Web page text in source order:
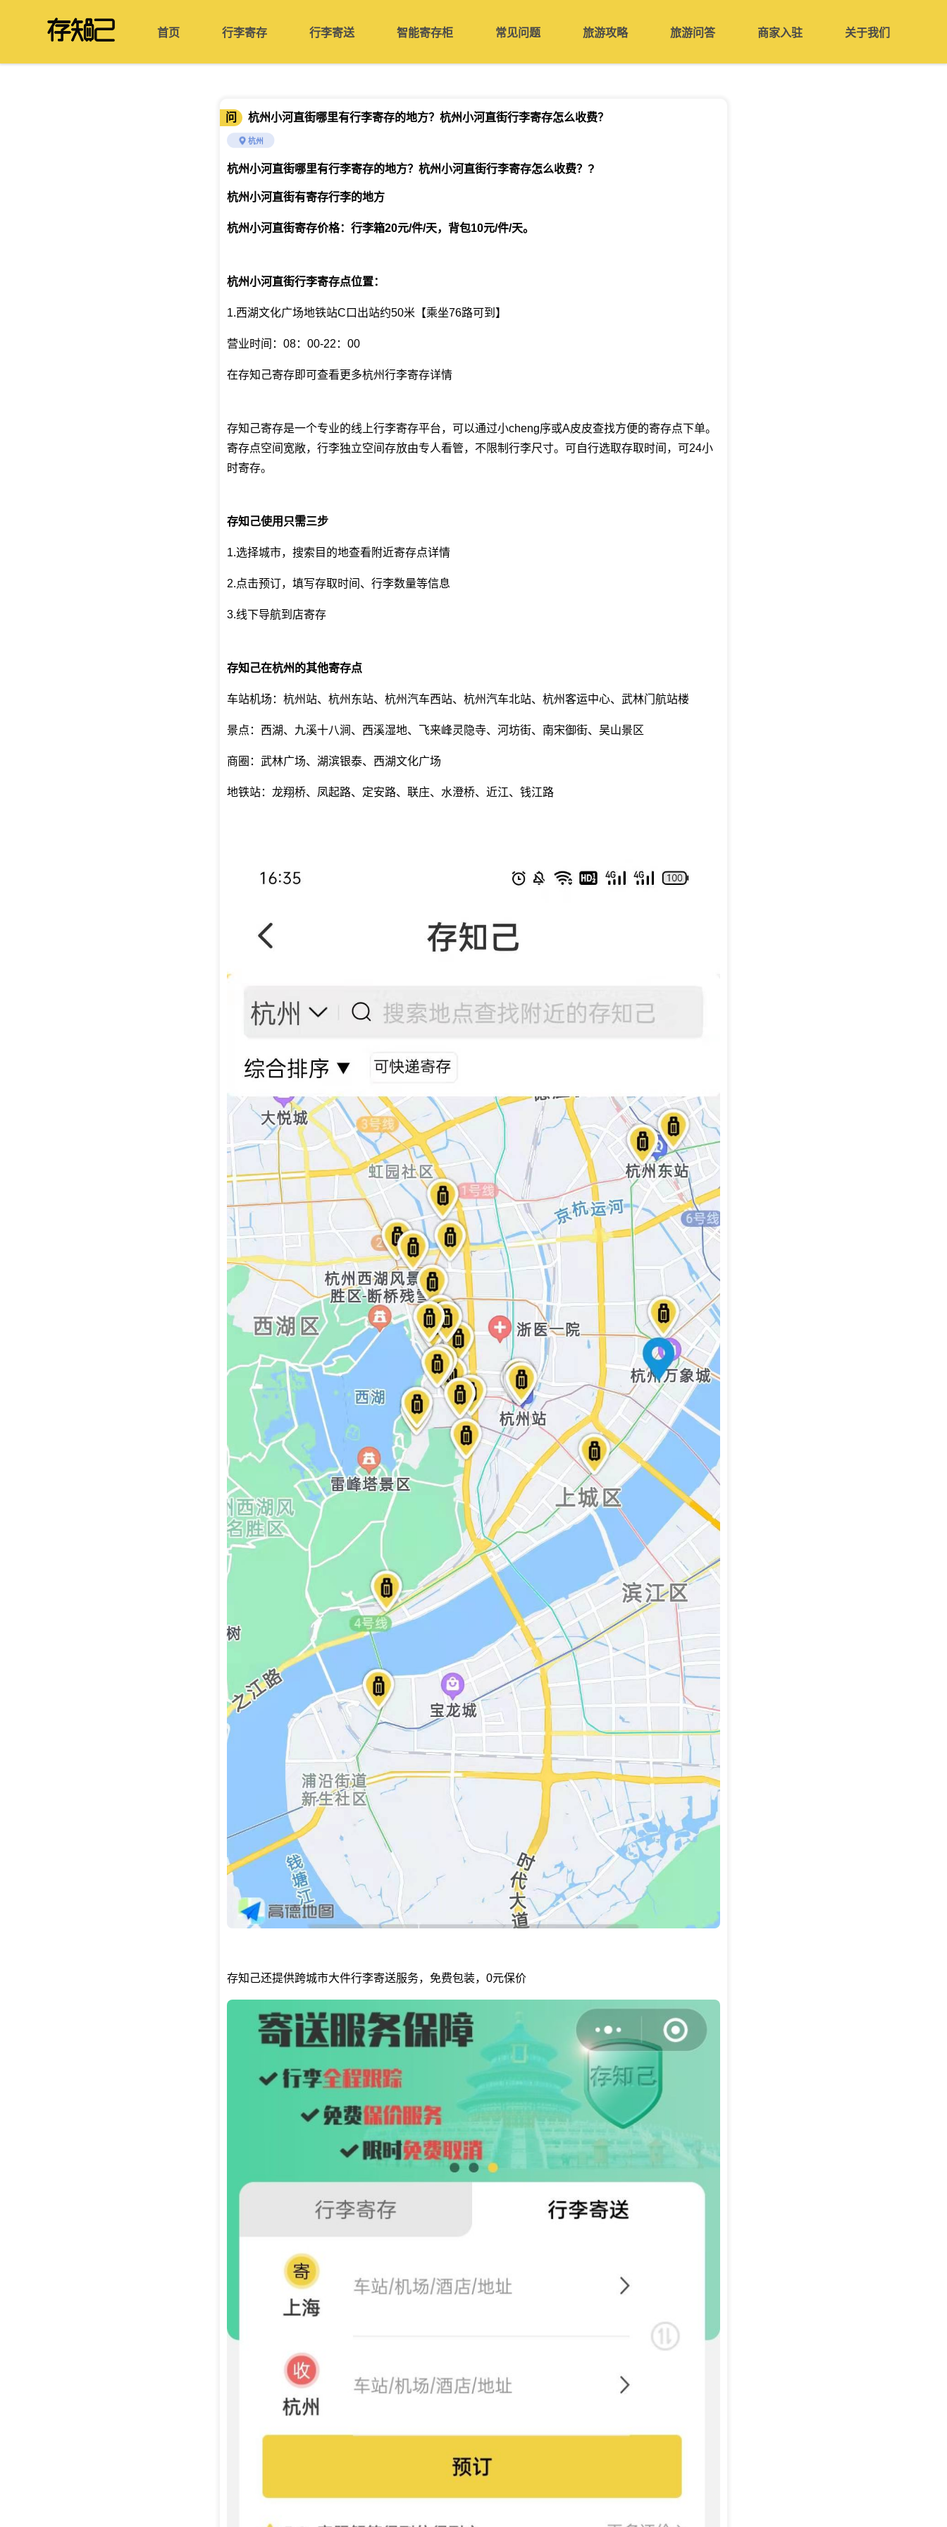
首页 行李寄存 行李寄送 智能寄存柜 常见问题 旅游攻略 旅游问答 商家入驻 关于我们
问 杭州小河直街哪里有行李寄存的地方？杭州小河直街行李寄存怎么收费？
杭州
杭州小河直街哪里有行李寄存的地方？杭州小河直街行李寄存怎么收费？ ?
杭州小河直街有寄存行李的地方
杭州小河直街寄存价格：行李箱20元/件/天，背包10元/件/天。
杭州小河直街行李寄存点位置：
1.西湖文化广场地铁站C口出站约50米【乘坐76路可到】
营业时间：08：00-22：00
在存知己寄存即可查看更多杭州行李寄存详情
存知己寄存是一个专业的线上行李寄存平台，可以通过小cheng序或A皮皮查找方便的寄存点下单。
寄存点空间宽敞，行李独立空间存放由专人看管，不限制行李尺寸。可自行选取存取时间，可24小
时寄存。
存知己使用只需三步
1.选择城市，搜索目的地查看附近寄存点详情
2.点击预订，填写存取时间、行李数量等信息
3.线下导航到店寄存
存知己在杭州的其他寄存点
车站机场：杭州站、杭州东站、杭州汽车西站、杭州汽车北站、杭州客运中心、武林门航站楼
景点：西湖、九溪十八涧、西溪湿地、飞来峰灵隐寺、河坊街、南宋御街、吴山景区
商圈：武林广场、湖滨银泰、西湖文化广场
地铁站：龙翔桥、凤起路、定安路、联庄、水澄桥、近江、钱江路
存知己还提供跨城市大件行李寄送服务，免费包装，0元保价